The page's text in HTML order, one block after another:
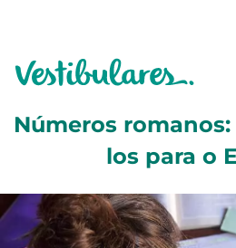
Números
los para o